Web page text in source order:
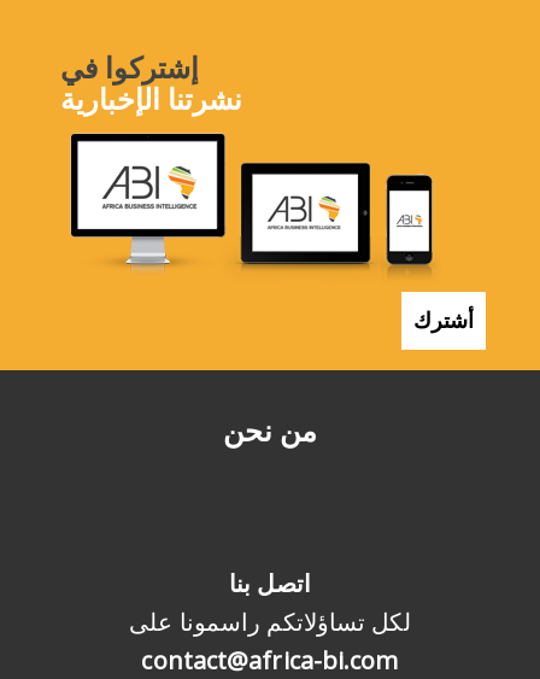
من نحن
اتصل بنا
لكل تساؤلاتكم راسمونا على
contact@africa-bi.com
إشتركوا في
نشرتنا الإخبارية
أشترك